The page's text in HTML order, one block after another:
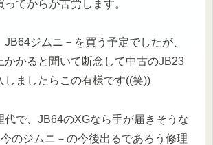
てからが苦労します。
ジムニ－を買う予定でしたが、
かかると聞いて断念して中古のJB23
しましたらこの有様です((笑))
代で、JB64のXGなら手が届きそうな
のジムニ－の今後出るであろう修理